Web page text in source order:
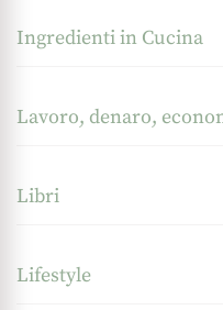
Ingredienti in Cucina
Lavoro, denaro,
Libri
Lifestyle